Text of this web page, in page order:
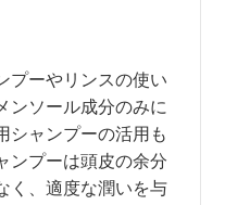
プーやリンスの使い
ンソール成分のみに
シャンプーの活用も
ンプーは頭皮の余分
く、適度な潤いを与